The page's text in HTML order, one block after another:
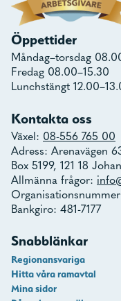
Öppettider
Måndag–torsdag
Fredag 08.00–15.30
Lunchstängt
Kontakta oss
Växel: 08-556 765 00
Adress: Arenavägen
Box 5199, 121 18
Allmänna frågor:
Bankgiro: 481-7177
Snabblänkar
Regionansvariga
Hitta våra ramavtal
Mina sidor